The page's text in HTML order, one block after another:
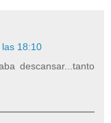
18:10
descansar...tanto